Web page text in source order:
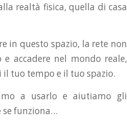
realtà fisica, quella di casa
in questo spazio, la rete non
accadere nel mondo reale,
il tuo tempo e il tuo spazio.
a usarlo e aiutiamo gli
se funziona…